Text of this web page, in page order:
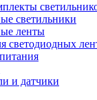
светильники
ленты
светодиодных
и датчики